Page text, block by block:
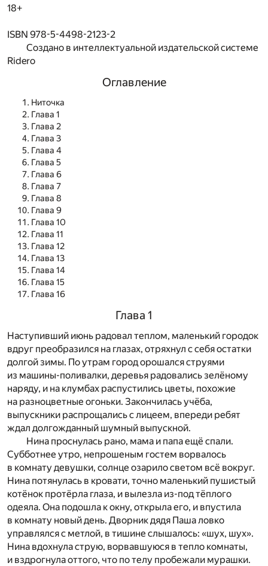
18+
ISBN 978-5-4498-2123-2
Создано в интеллектуальной издательской системе
Ridero
Оглавление
Ниточка
Глава 1
Глава 2
Глава 3
Глава 4
Глава 5
Глава 6
Глава 7
Глава 8
Глава 9
Глава 10
Глава 11
Глава 12
Глава 13
Глава 14
Глава 15
Глава 16
Глава 1
Наступивший июнь радовал теплом, маленький городок
вдруг преобразился на глазах, отряхнул с себя остатки
долгой зимы. По утрам город орошался струями
из машины-поливалки, деревья радовались зелёному
наряду, и на клумбах распустились цветы, похожие
на разноцветные огоньки. Закончилась учёба,
выпускники распрощались с лицеем, впереди ребят
ждал долгожданный шумный выпускной.
Нина проснулась рано, мама и папа ещё спали.
Субботнее утро, непрошеным гостем ворвалось
в комнату девушки, солнце озарило светом всё вокруг.
Нина потянулась в кровати, точно маленький пушистый
котёнок протёрла глаза, и вылезла из-под тёплого
одеяла. Она подошла к окну, открыла его, и впустила
в комнату новый день. Дворник дядя Паша ловко
управлялся с метлой, в тишине слышалось: «шух, шух».
Нина вдохнула струю, ворвавшуюся в тепло комнаты,
и вздрогнула оттого, что по телу пробежали мурашки.